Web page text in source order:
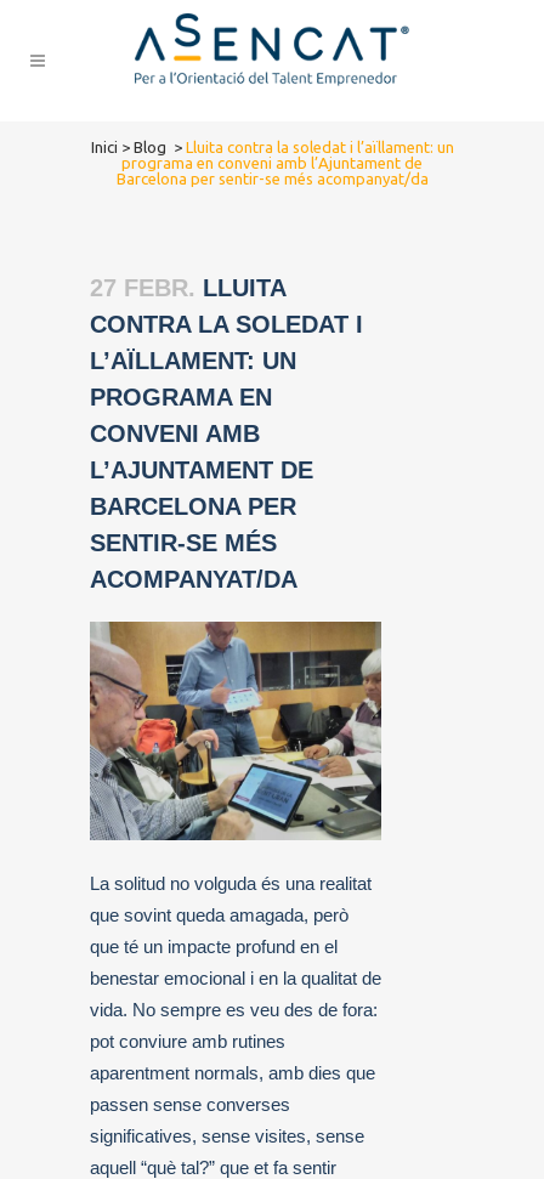
Inici > Blog > Lluita contra la soledat i l’aïllament: un
programa en conveni amb l’Ajuntament de
Barcelona per sentir-se més acompanyat/da
27 FEBR. LLUITA
CONTRA LA SOLEDAT I
L’AÏLLAMENT: UN
PROGRAMA EN
CONVENI AMB
L’AJUNTAMENT DE
BARCELONA PER
SENTIR-SE MÉS
ACOMPANYAT/DA
La solitud no volguda és una realitat
que sovint queda amagada, però
que té un impacte profund en el
benestar emocional i en la qualitat de
vida. No sempre es veu des de fora:
pot conviure amb rutines
aparentment normals, amb dies que
passen sense converses
significatives, sense visites, sense
aquell “què tal?” que et fa sentir